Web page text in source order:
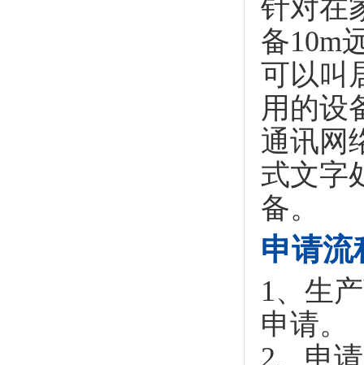
针对在
备10m
可以叫
用的设
通讯网
式文字
备。
申请流
1、生
申请。
2、申